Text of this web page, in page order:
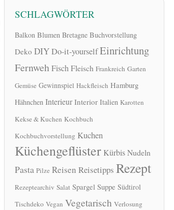
SCHLAGWÖRTER
Balkon Blumen Bretagne Buchvorstellung
Deko DIYDo-it-yourselfEinrichtung
FernwehFischFleisch Frankreich Garten
Gemüse Gewinnspiel Hackfleisch Hamburg
Hähnchen Interieur Interior Italien Karotten
Kekse & Kuchen Kochbuch
Kochbuchvorstellung Kuchen
Küchengeflüster KürbisNudeln
Pasta Pilze Reisen Reisetipps Rezept
Rezeptearchiv Salat Spargel Suppe Südtirol
Tischdeko Vegan Vegetarisch Verlosung